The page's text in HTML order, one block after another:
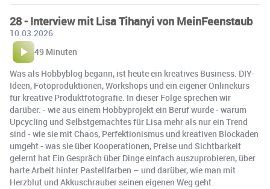
28 - Interview mit Lisa Tihanyi von MeinFeenstaub
10.03.2026
49 Minuten
Was als Hobbyblog begann, ist heute ein kreatives Business. DIY-
Ideen, Fotoproduktionen, Workshops und ein eigener Onlinekurs
für kreative Produktfotografie. In dieser Folge sprechen wir
darüber: - wie aus einem Hobbyprojekt ein Beruf wurde - warum
Upcycling und Selbstgemachtes für Lisa mehr als nur ein Trend
sind - wie sie mit Chaos, Perfektionismus und kreativen Blockaden
umgeht - was sie über Kooperationen, Preise und Sichtbarkeit
gelernt hat Ein Gespräch über Dinge einfach auszuprobieren, über
harte Arbeit hinter Pastellfarben – und darüber, wie man mit
Herzblut und Akkuschrauber seinen eigenen Weg geht.